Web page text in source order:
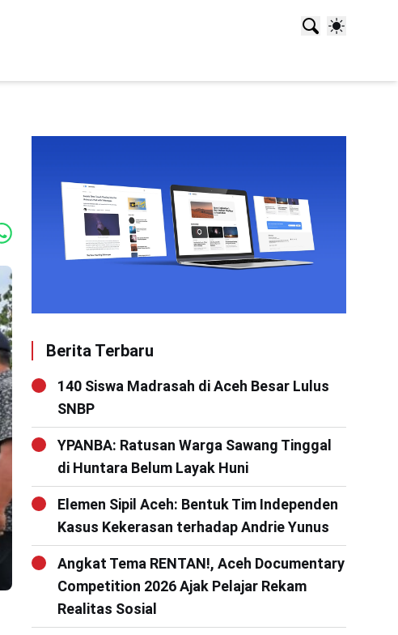
Berita Terbaru
140 Siswa Madrasah di Aceh Besar Lulus
SNBP
YPANBA: Ratusan Warga Sawang Tinggal
di Huntara Belum Layak Huni
Elemen Sipil Aceh: Bentuk Tim Independen
Kasus Kekerasan terhadap Andrie Yunus
Angkat Tema RENTAN!, Aceh Documentary
Competition 2026 Ajak Pelajar Rekam
Realitas Sosial